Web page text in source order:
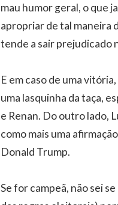
mau humor geral, o que
apropriar de tal maneira
tende a sair prejudicado
E em caso de uma
uma lasquinha da taça,
e Renan. Do outro lado,
como mais uma
Donald Trump.
Se for campeã, não sei